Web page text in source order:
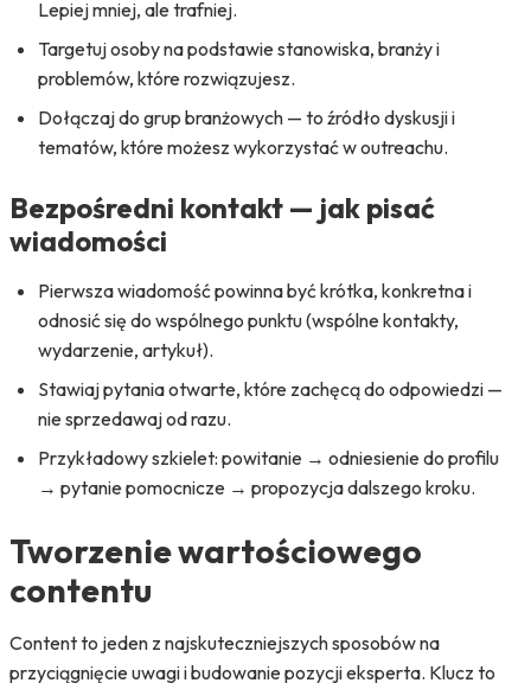
Lepiej mniej, ale trafniej.
Targetuj osoby na podstawie stanowiska, branży i
problemów, które rozwiązujesz.
Dołączaj do grup branżowych — to źródło dyskusji i
tematów, które możesz wykorzystać w outreachu.
Bezpośredni kontakt — jak pisać
wiadomości
Pierwsza wiadomość powinna być krótka, konkretna i
odnosić się do wspólnego punktu (wspólne kontakty,
wydarzenie, artykuł).
Stawiaj pytania otwarte, które zachęcą do odpowiedzi —
nie sprzedawaj od razu.
Przykładowy szkielet: powitanie → odniesienie do profilu
→ pytanie pomocnicze → propozycja dalszego kroku.
Tworzenie wartościowego
contentu
Content to jeden z najskuteczniejszych sposobów na
przyciągnięcie uwagi i budowanie pozycji eksperta. Klucz to